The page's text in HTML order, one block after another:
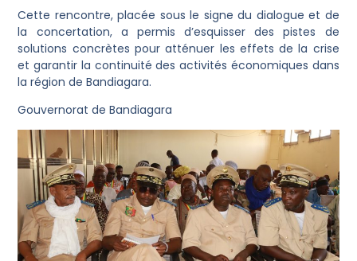
Cette rencontre, placée sous le signe du dialogue et de
la concertation, a permis d’esquisser des pistes de
solutions concrètes pour atténuer les effets de la crise
et garantir la continuité des activités économiques dans
la région de Bandiagara.
Gouvernorat de Bandiagara